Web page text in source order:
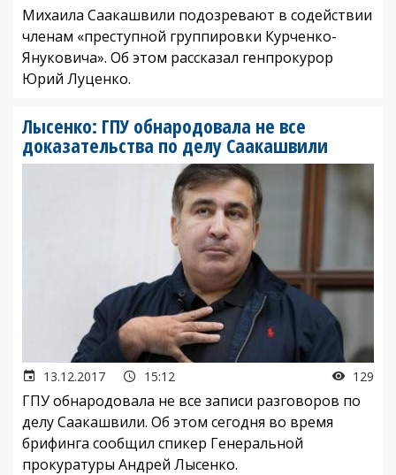
Михаила Саакашвили подозревают в содействии
членам «преступной группировки Курченко-
Януковича». Об этом рассказал генпрокурор
Юрий Луценко.
Лысенко: ГПУ обнародовала не все
доказательства по делу Саакашвили
13.12.2017 15:12 129
ГПУ обнародовала не все записи разговоров по
делу Саакашвили. Об этом сегодня во время
брифинга сообщил спикер Генеральной
прокуратуры Андрей Лысенко.